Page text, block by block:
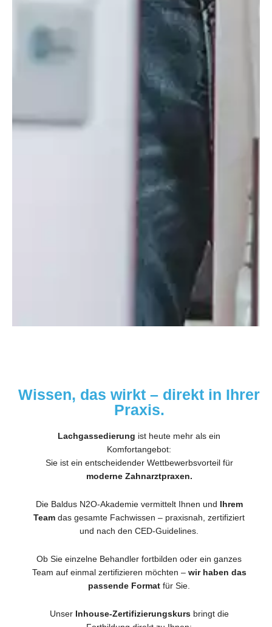
Wissen, das wirkt – direkt in Ihrer
Praxis.
Lachgassedierung ist heute mehr als ein
Komfortangebot:
Sie ist ein entscheidender Wettbewerbsvorteil für
moderne Zahnarztpraxen.
Die Baldus N2O-Akademie vermittelt Ihnen und
Ihrem
Team das gesamte Fachwissen – praxisnah, zertifiziert
und nach den CED-Guidelines.
Ob Sie einzelne Behandler fortbilden oder ein ganzes
Team auf einmal zertifizieren möchten – wir haben das
passende Format für Sie.
Unser Inhouse-Zertifizierungskurs bringt die